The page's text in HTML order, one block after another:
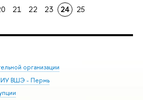
21 22 23 24 25
организации
ВШЭ - Пермь